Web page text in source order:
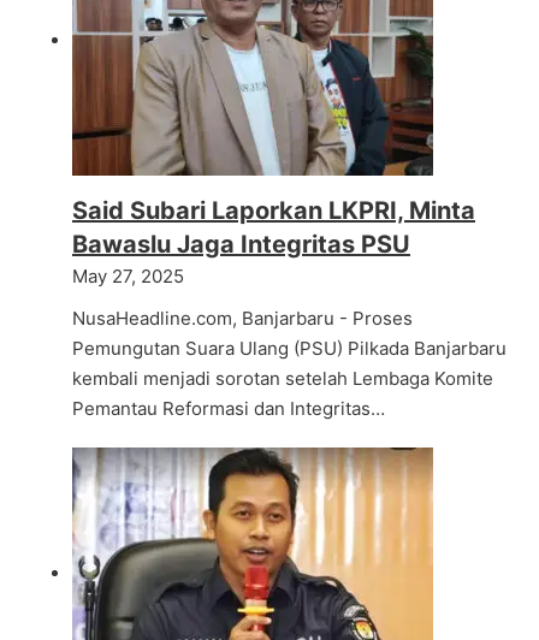
Said Subari Laporkan LKPRI, Minta
Bawaslu Jaga Integritas PSU
May 27, 2025
NusaHeadline.com, Banjarbaru - Proses
Pemungutan Suara Ulang (PSU) Pilkada Banjarbaru
kembali menjadi sorotan setelah Lembaga Komite
Pemantau Reformasi dan Integritas…